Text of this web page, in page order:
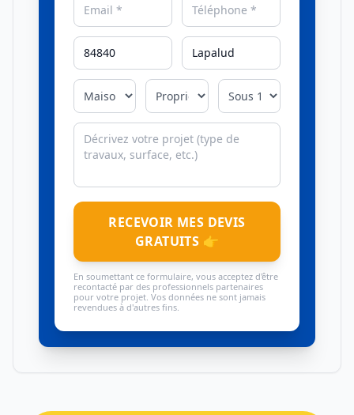
RECEVOIR MES DEVIS
GRATUITS 👉
En soumettant ce formulaire, vous acceptez d'être
recontacté par des professionnels partenaires
pour votre projet. Vos données ne sont jamais
revendues à d'autres fins.